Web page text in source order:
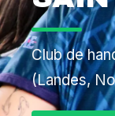
Club de
(Landes,